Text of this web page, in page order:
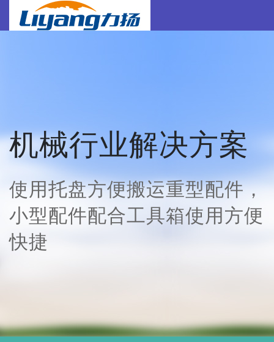
机械行业解决方案
使用托盘方便搬运重型配件，
小型配件配合工具箱使用方便
快捷